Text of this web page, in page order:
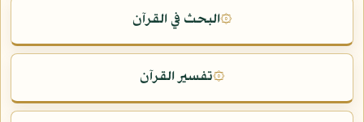
۞البحث في القرآن
۞تفسير القرآن